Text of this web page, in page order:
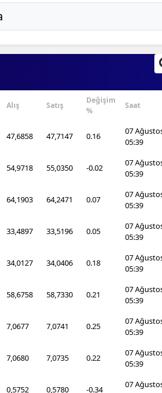
Bolu
Bursa
Çankırı
Denizli
Edirne
Elazığ
Alış Satış
Değişim
%
Saat
47,6858 47,7147 0.16
07
05:39
54,9718 55,0350 -0.02
07
05:39
64,1903 64,2471 0.07
07
05:39
33,4897 33,5196 0.05
07
05:39
34,0127 34,0406 0.18
07
05:39
58,6758 58,7330 0.21
07
05:39
7,0677 7,0741 0.25
07
05:39
7,0680 7,0735 0.22
07
05:39
0,5752 0,5780 -0.34
07